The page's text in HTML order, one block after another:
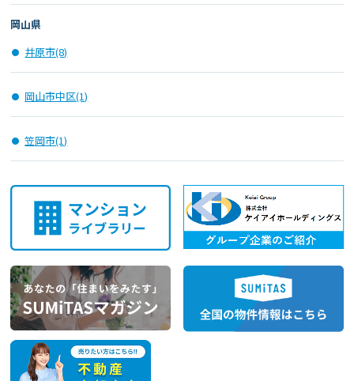
岡山県
井原市(8)
岡山市中区(1)
笠岡市(1)